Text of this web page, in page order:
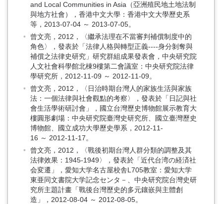
and Local Communities in Asia（亞洲殖民地土地法制
與地方社會），香港中文大學：香港中文大學歷史系
等，2013-07-04 ～ 2013-07-05。
曾文亮，2012，〈繼承法理在不當審判補償制度中的
角色〉，發表於「法律人格與轉型正義----身分剝奪與
補償之法律史研究」研究群組成果發表會，中央研究院
人文社會科學館北棟9樓第二會議室：中央研究院法律
學研究所，2012-11-09 ～ 2012-11-09。
曾文亮，2012，〈日治時期台灣人的家族生活與家族
法：一個法律與社會觀點的考察〉，發表於「日記與社
會生活學術研討會」，國立台灣歷史博物館展示教育大
樓圓形劇場：中央研究院臺灣史研究所、國立臺灣歷史
博物館、國立成功大學歷史學系，2012-11-
16 ～ 2012-11-17。
曾文亮，2012，〈戰後初期台灣人群分類的調整及其
法律效果：1945-1949〉，發表於「近代台湾の経済社
会変遷」，愛知大学名古屋校舎L705教室：愛知大学
東亜同文書院大学記念センタ－、中央研究院台灣史研
究所主題計畫「戰後台灣歷史的多元鑲嵌與主體創
造」，2012-08-04 ～ 2012-08-05。